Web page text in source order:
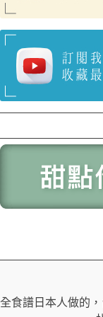
全食譜日本人做的